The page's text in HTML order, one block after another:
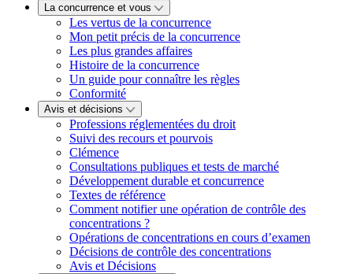
La concurrence et vous
Les vertus de la concurrence
Mon petit précis de la concurrence
Les plus grandes affaires
Histoire de la concurrence
Un guide pour connaître les règles
Conformité
Avis et décisions
Professions réglementées du droit
Suivi des recours et pourvois
Clémence
Consultations publiques et tests de marché
Développement durable et concurrence
Textes de référence
Comment notifier une opération de contrôle des
concentrations ?
Opérations de concentrations en cours d’examen
Décisions de contrôle des concentrations
Avis et Décisions